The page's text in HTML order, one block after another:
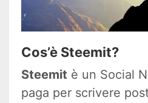
Cos’è Steemit?
Steemit è un Social
paga per scrivere